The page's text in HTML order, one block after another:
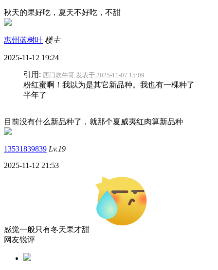
秋天的果好吃，夏天不好吃，不甜
惠州蓝树叶 楼主
2025-11-12 19:24
引用: 西门吹牛哥 发表于 2025-11-07 15:09
粉红蜜啊！我以为是其它新品种。我也有一棵种了
半年了
目前没有什么新品种了，就那个夏威夷红肉算新品种
13531839839 Lv.19
2025-11-12 21:53
感觉一般只有冬天果才甜
网友锐评